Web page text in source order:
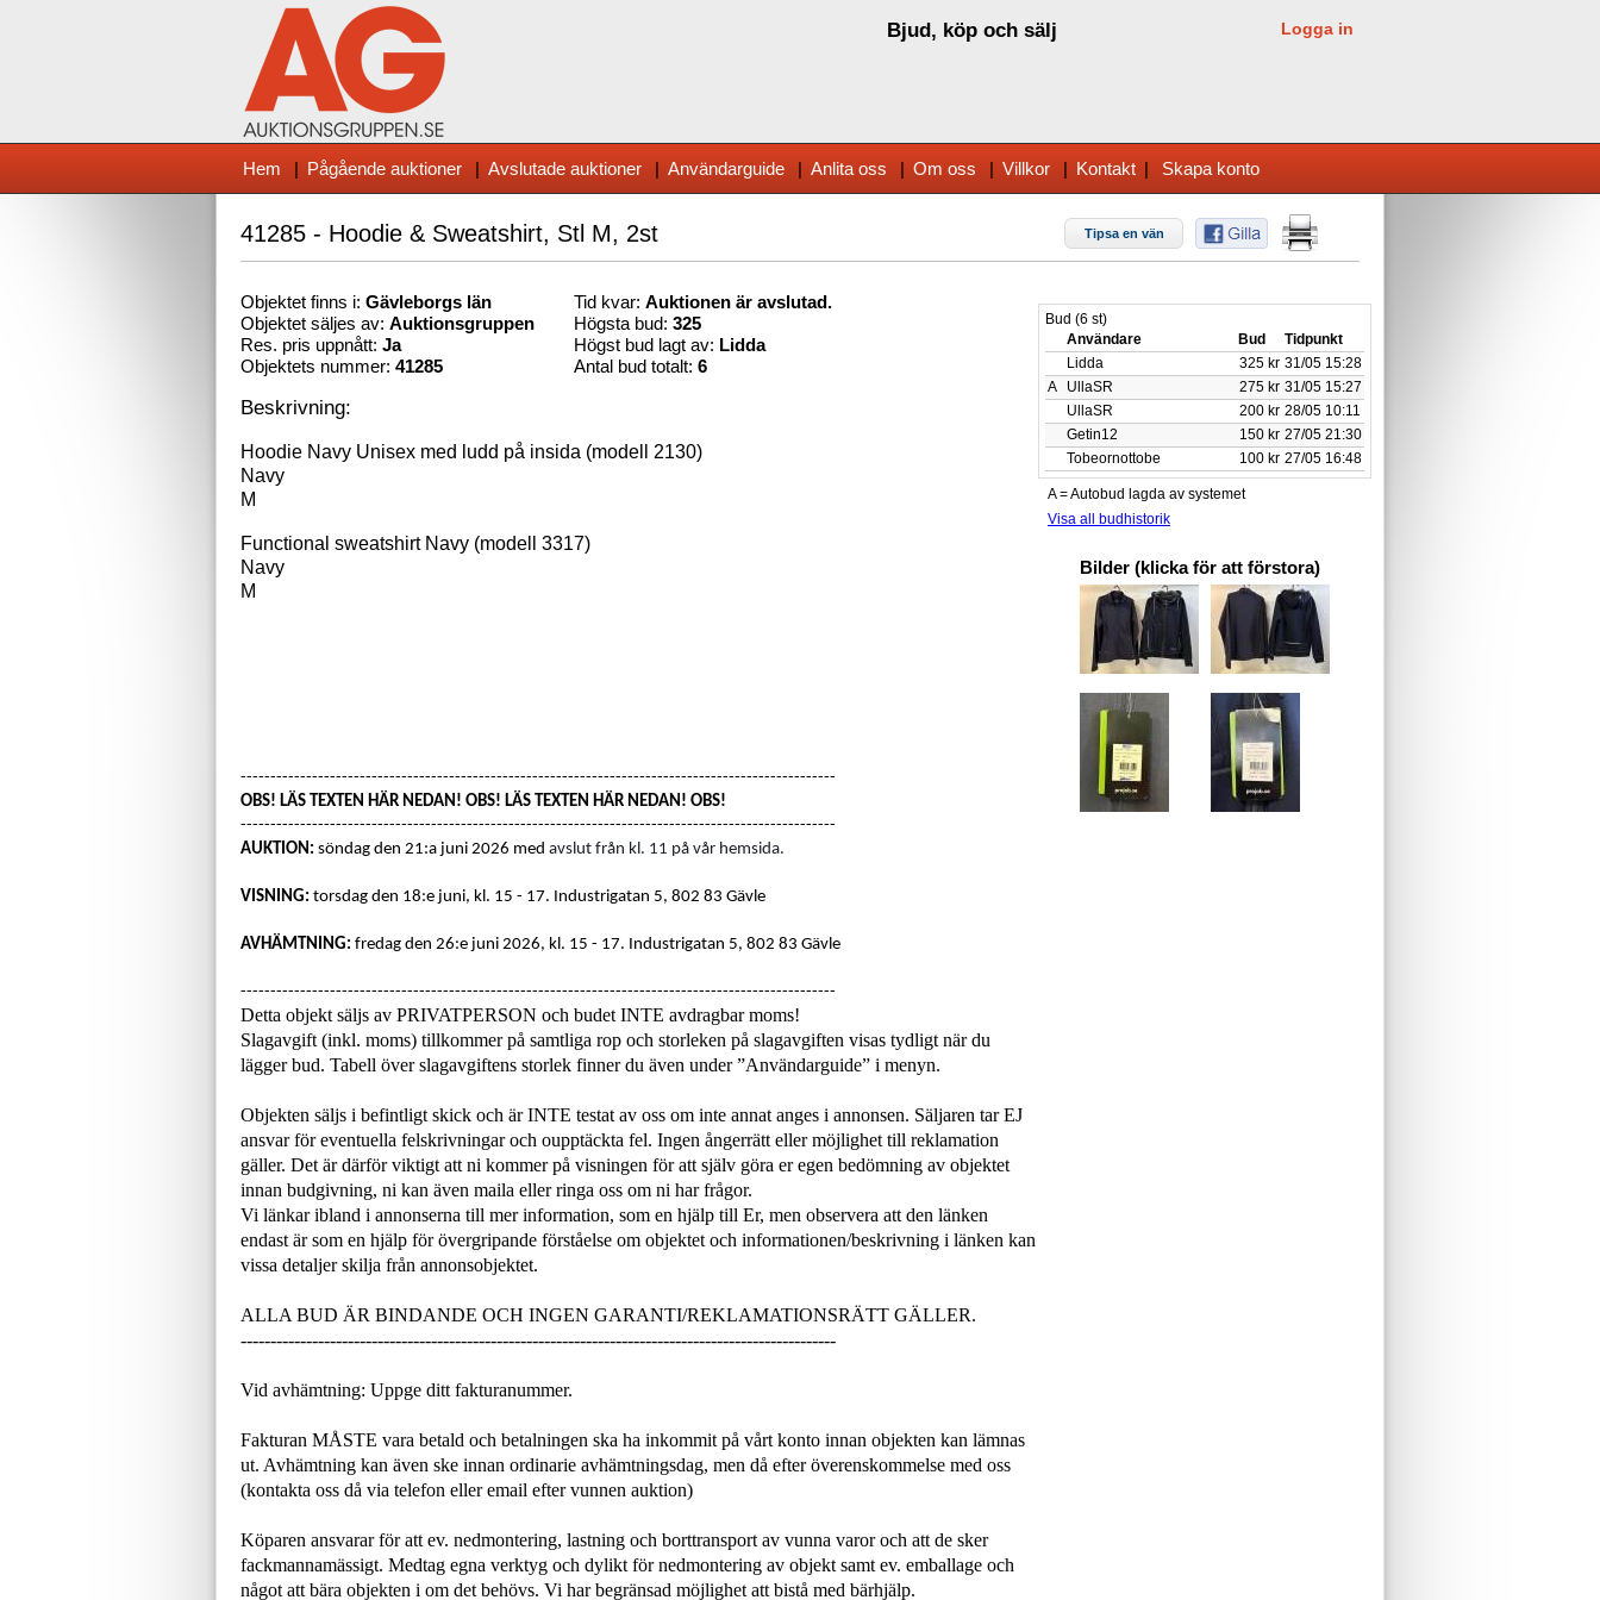
Bjud, köp och sälj Logga in
Hem | Pågående auktioner | Avslutade auktioner | Användarguide | Anlita oss | Om oss | Villkor | Kontakt | Skapa konto
Tipsa en vän
41285 - Hoodie & Sweatshirt, Stl M, 2st
Objektet finns i: Gävleborgs län
Objektet säljes av: Auktionsgruppen
Res. pris uppnått: Ja
Objektets nummer: 41285
Tid kvar: Auktionen är avslutad.
Högsta bud: 325
Högst bud lagt av: Lidda
Antal bud totalt: 6
Beskrivning:
Hoodie Navy Unisex med ludd på insida (modell 2130)
Navy
M
Functional sweatshirt Navy (modell 3317)
Navy
M
----------------------------------------------------------------------------------------------------
OBS! LÄS TEXTEN HÄR NEDAN! OBS! LÄS TEXTEN HÄR NEDAN! OBS!
----------------------------------------------------------------------------------------------------
AUKTION: söndag den 21:a juni 2026 med avslut från kl. 11 på vår hemsida.
VISNING: torsdag den 18:e juni, kl. 15 - 17. Industrigatan 5, 802 83 Gävle
AVHÄMTNING: fredag den 26:e juni 2026, kl. 15 - 17. Industrigatan 5, 802 83 Gävle
----------------------------------------------------------------------------------------------------
Detta objekt säljs av PRIVATPERSON och budet INTE avdragbar moms!
Slagavgift (inkl. moms) tillkommer på samtliga rop och storleken på slagavgiften visas tydligt när du
lägger bud. Tabell över slagavgiftens storlek finner du även under ”Användarguide” i menyn.
Objekten säljs i befintligt skick och är INTE testat av oss om inte annat anges i annonsen. Säljaren tar EJ
ansvar för eventuella felskrivningar och oupptäckta fel. Ingen ångerrätt eller möjlighet till reklamation
gäller. Det är därför viktigt att ni kommer på visningen för att själv göra er egen bedömning av objektet
innan budgivning, ni kan även maila eller ringa oss om ni har frågor.
Vi länkar ibland i annonserna till mer information, som en hjälp till Er, men observera att den länken
endast är som en hjälp för övergripande förståelse om objektet och informationen/beskrivning i länken kan
vissa detaljer skilja från annonsobjektet.
ALLA BUD ÄR BINDANDE OCH INGEN GARANTI/REKLAMATIONSRÄTT GÄLLER.
----------------------------------------------------------------------------------------------------
Vid avhämtning: Uppge ditt fakturanummer.
Fakturan MÅSTE vara betald och betalningen ska ha inkommit på vårt konto innan objekten kan lämnas
ut. Avhämtning kan även ske innan ordinarie avhämtningsdag, men då efter överenskommelse med oss
(kontakta oss då via telefon eller email efter vunnen auktion)
Köparen ansvarar för att ev. nedmontering, lastning och borttransport av vunna varor och att de sker
fackmannamässigt. Medtag egna verktyg och dylikt för nedmontering av objekt samt ev. emballage och
något att bära objekten i om det behövs. Vi har begränsad möjlighet att bistå med bärhjälp.
Bilder (klicka för att förstora)